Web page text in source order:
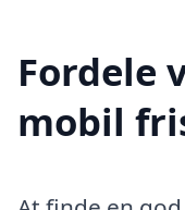
Fordele
mobil